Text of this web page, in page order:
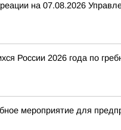
на 07.08.2026
России 2026 года по
мероприятие для